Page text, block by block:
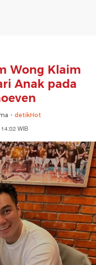
Wong Klaim
Anak pada
- detikHot
WIB